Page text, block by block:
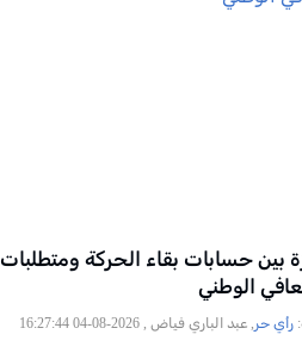
بين حسابات بقاء الحركة ومتطلبات
الوطني
رأي حر , عبد الباري فياض , 2026-08-04 16:27:44